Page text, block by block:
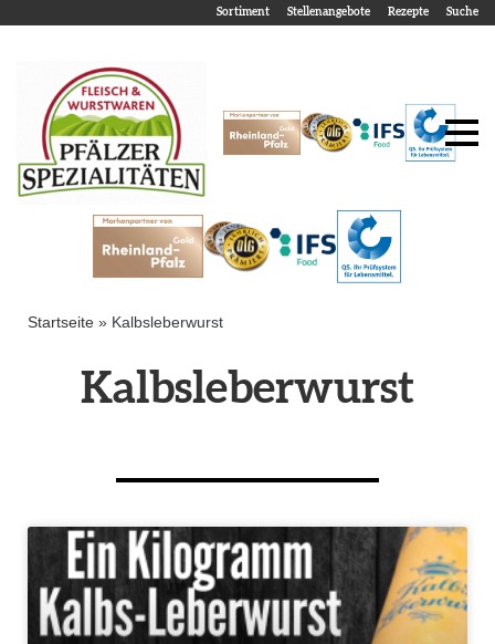
Sortiment Stellenangebote Rezepte Suche
Startseite » Kalbsleberwurst
Kalbsleberwurst